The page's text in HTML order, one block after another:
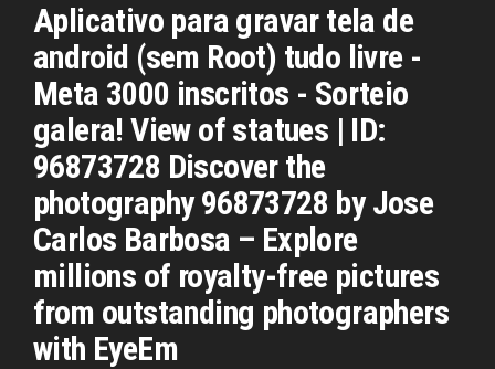
Aplicativo para gravar tela de
android (sem Root) tudo livre -
Meta 3000 inscritos - Sorteio
galera! View of statues | ID:
96873728 Discover the
photography 96873728 by Jose
Carlos Barbosa – Explore
millions of royalty-free pictures
from outstanding photographers
with EyeEm